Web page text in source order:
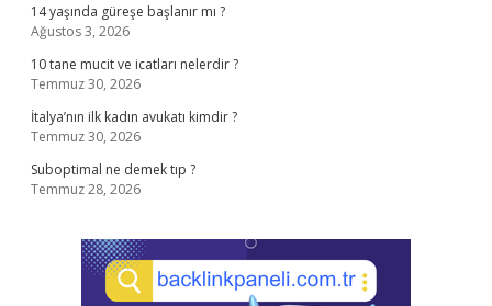
14 yaşında güreşe başlanır mı ?
Ağustos 3, 2026
10 tane mucit ve icatları nelerdir ?
Temmuz 30, 2026
İtalya’nın ilk kadın avukatı kimdir ?
Temmuz 30, 2026
Suboptimal ne demek tıp ?
Temmuz 28, 2026